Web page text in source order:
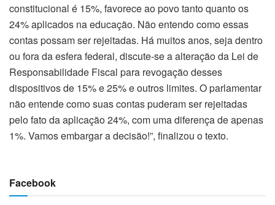
constitucional é 15%, favorece ao povo tanto quanto os
24% aplicados na educação. Não entendo como essas
contas possam ser rejeitadas. Há muitos anos, seja dentro
ou fora da esfera federal, discute-se a alteração da Lei de
Responsabilidade Fiscal para revogação desses
dispositivos de 15% e 25% e outros limites. O parlamentar
não entende como suas contas puderam ser rejeitadas
pelo fato da aplicação 24%, com uma diferença de apenas
1%. Vamos embargar a decisão!”, finalizou o texto.
Facebook